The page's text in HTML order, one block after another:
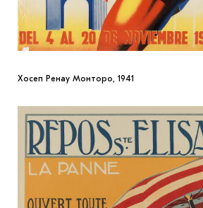
Хосеп Ренау Монторо, 1941